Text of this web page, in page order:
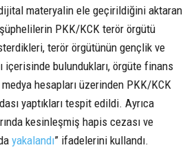
materyalin ele geçirildiğini aktaran
PKK/KCK terör örgütü
terör örgütünün gençlik ve
içerisinde bulundukları, örgüte finans
hesapları üzerinden PKK/KCK
yaptıkları tespit edildi. Ayrıca
kesinleşmiş hapis cezası ve
yakalandı” ifadelerini kullandı.